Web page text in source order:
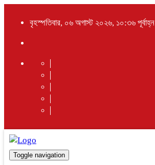
বৃহস্পতিবার, ০৬ অগাস্ট ২০২৬, ১০:৩৬ পূর্বাহ্ন
Toggle navigation